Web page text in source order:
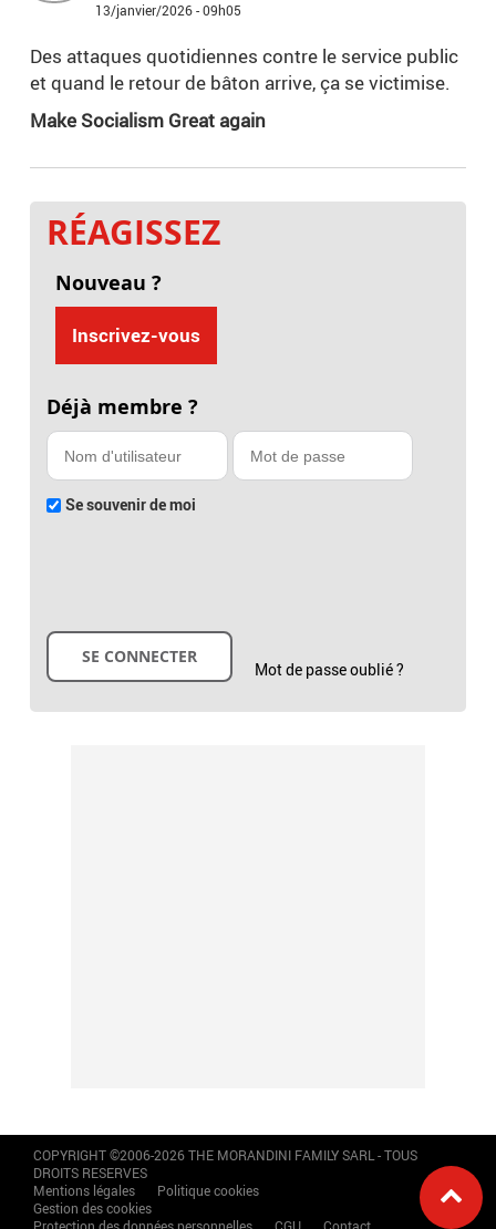
13/janvier/2026 - 09h05
Des attaques quotidiennes contre le service public
et quand le retour de bâton arrive, ça se victimise.
Make Socialism Great again
RÉAGISSEZ
Nouveau ?
Inscrivez-vous
Déjà membre ?
Se souvenir de moi
Mot de passe oublié ?
COPYRIGHT ©2006-2026 THE MORANDINI FAMILY SARL - TOUS
DROITS RESERVES
Mentions légales
Politique cookies
Gestion des cookies